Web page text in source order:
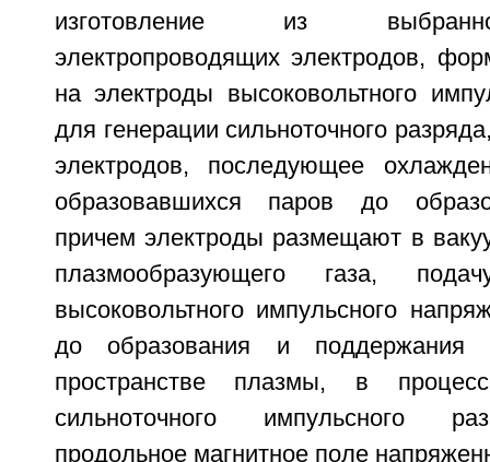
изготовление из
электропроводящих электродов,
на электроды высоковольтного
для генерации сильноточного
электродов, последующее
образовавшихся паров до
причем электроды размещают в
плазмообразующего газа,
высоковольтного импульсного
до образования и поддержания
пространстве плазмы, в
сильноточного импульсного
продольное магнитное поле